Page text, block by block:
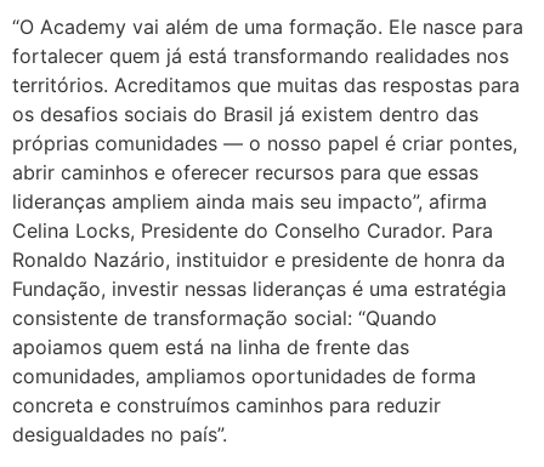
“O Academy vai além de uma formação. Ele nasce para
fortalecer quem já está transformando realidades nos
territórios. Acreditamos que muitas das respostas para
os desafios sociais do Brasil já existem dentro das
próprias comunidades — o nosso papel é criar pontes,
abrir caminhos e oferecer recursos para que essas
lideranças ampliem ainda mais seu impacto”, afirma
Celina Locks, Presidente do Conselho Curador. Para
Ronaldo Nazário, instituidor e presidente de honra da
Fundação, investir nessas lideranças é uma estratégia
consistente de transformação social: “Quando
apoiamos quem está na linha de frente das
comunidades, ampliamos oportunidades de forma
concreta e construímos caminhos para reduzir
desigualdades no país”.